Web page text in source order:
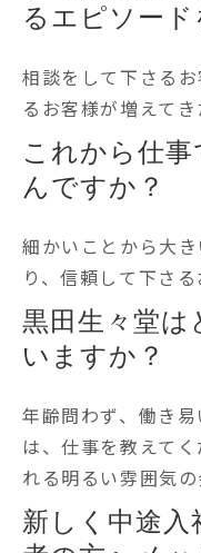
るエピソード
相談をして下さる
るお客様が増えてき
これから仕
んですか？
細かいことから大
り、信頼して下さ
黒田生々堂は
いますか？
年齢問わず、働き
は、仕事を教えて
れる明るい雰囲気
新しく中途入